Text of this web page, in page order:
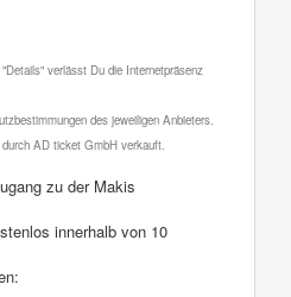
verlässt Du die Internetpräsenz
des jeweiligen Anbieters.
AD ticket GmbH verkauft.
zu der Makis
innerhalb von 10